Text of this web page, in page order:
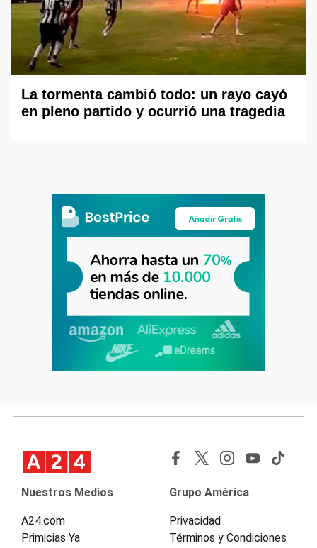
La tormenta cambió todo: un rayo cayó
en pleno partido y ocurrió una tragedia
Nuestros Medios
A24.com
Primicias Ya
Grupo América
Privacidad
Términos y Condiciones